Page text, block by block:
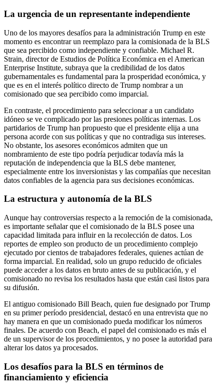
La urgencia de un representante independiente
Uno de los mayores desafíos para la administración Trump en este
momento es encontrar un reemplazo para la comisionada de la BLS
que sea percibido como independiente y confiable. Michael R.
Strain, director de Estudios de Política Económica en el American
Enterprise Institute, subraya que la credibilidad de los datos
gubernamentales es fundamental para la prosperidad económica, y
que es en el interés político directo de Trump nombrar a un
comisionado que sea percibido como imparcial.
En contraste, el procedimiento para seleccionar a un candidato
idóneo se ve complicado por las presiones políticas internas. Los
partidarios de Trump han propuesto que el presidente elija a una
persona acorde con sus políticas y que no contradiga sus intereses.
No obstante, los asesores económicos admiten que un
nombramiento de este tipo podría perjudicar todavía más la
reputación de independencia que la BLS debe mantener,
especialmente entre los inversionistas y las compañías que necesitan
datos confiables de la agencia para sus decisiones económicas.
La estructura y autonomía de la BLS
Aunque hay controversias respecto a la remoción de la comisionada,
es importante señalar que el comisionado de la BLS posee una
capacidad limitada para influir en la recolección de datos. Los
reportes de empleo son producto de un procedimiento complejo
ejecutado por cientos de trabajadores federales, quienes actúan de
forma imparcial. En realidad, solo un grupo reducido de oficiales
puede acceder a los datos en bruto antes de su publicación, y el
comisionado no revisa los resultados hasta que están casi listos para
su difusión.
El antiguo comisionado Bill Beach, quien fue designado por Trump
en su primer período presidencial, destacó en una entrevista que no
hay manera en que un comisionado pueda modificar los números
finales. De acuerdo con Beach, el papel del comisionado es más el
de un supervisor de los procedimientos, y no posee la autoridad para
alterar los datos ya procesados.
Los desafíos para la BLS en términos de
financiamiento y eficiencia